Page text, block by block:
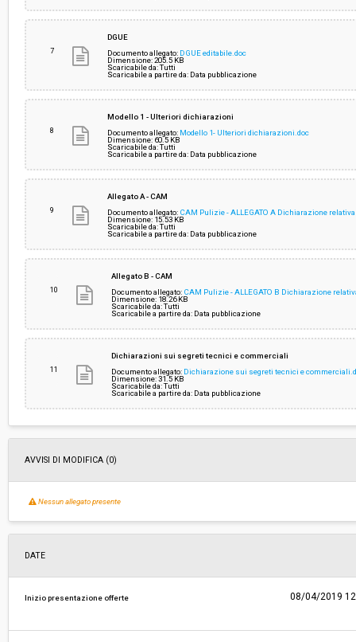
7
DGUE
Documento allegato: DGUE editabile.doc
Dimensione: 205.5 KB
Scaricabile da: Tutti
Scaricabile a partire da: Data pubblicazione
8
Modello 1 - Ulteriori dichiarazioni
Documento allegato: Modello 1- Ulteriori dichiarazioni.doc
Dimensione: 60.5 KB
Scaricabile da: Tutti
Scaricabile a partire da: Data pubblicazione
9
Allegato A - CAM
Documento allegato: CAM Pulizie - ALLEGATO A Dichiarazione
Dimensione: 15.53 KB
Scaricabile da: Tutti
Scaricabile a partire da: Data pubblicazione
10
Allegato B - CAM
Documento allegato: CAM Pulizie - ALLEGATO B Dichiarazione
Dimensione: 18.26 KB
Scaricabile da: Tutti
Scaricabile a partire da: Data pubblicazione
11
Dichiarazioni sui segreti tecnici e commerciali
Documento allegato: Dichiarazione sui segreti tecnici e
Dimensione: 31.5 KB
Scaricabile da: Tutti
Scaricabile a partire da: Data pubblicazione
AVVISI DI MODIFICA (0)
Nessun allegato presente
DATE
Inizio presentazione offerte 08/04/2019